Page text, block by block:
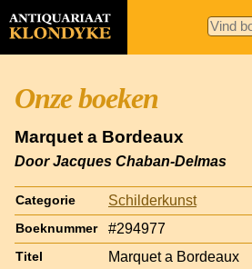
Onze boeken
Marquet a Bordeaux
Door Jacques Chaban-Delmas
Categorie Schilderkunst
Boeknummer #294977
Titel Marquet a Bordeaux